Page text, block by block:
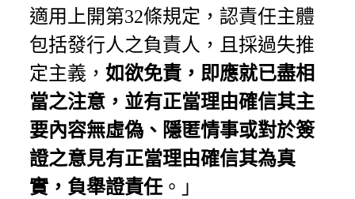
適用上開第32條規定，認責任主體
包括發行人之負責人，且採過失推
定主義， 如欲免責，即應就已盡相
當之注意，並有正當理由確信其主
要內容無虛偽、隱匿情事或對於簽
證之意見有正當理由確信其為真
實，負舉證責任。」